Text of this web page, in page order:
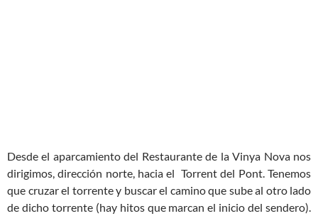
Desde el aparcamiento del Restaurante de la Vinya Nova nos
dirigimos, dirección norte, hacia el Torrent del Pont. Tenemos
que cruzar el torrente y buscar el camino que sube al otro lado
de dicho torrente (hay hitos que marcan el inicio del sendero).